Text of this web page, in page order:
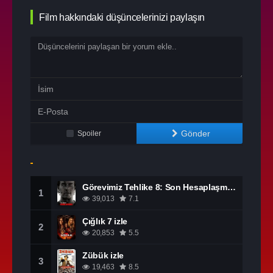
Film hakkındaki düşüncelerinizi paylaşın
Spoiler Gönder
1
Görevimiz Tehlike 8: Son Hesaplaşma izle
39,013 7.1
2
Çığlık 7 izle
20,853 5.5
3
Zübük izle
19,463 8.5